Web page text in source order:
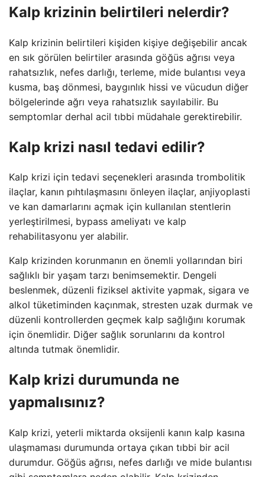
Kalp krizinin belirtileri nelerdir?
Kalp krizinin belirtileri kişiden kişiye değişebilir ancak
en sık görülen belirtiler arasında göğüs ağrısı veya
rahatsızlık, nefes darlığı, terleme, mide bulantısı veya
kusma, baş dönmesi, baygınlık hissi ve vücudun diğer
bölgelerinde ağrı veya rahatsızlık sayılabilir. Bu
semptomlar derhal acil tıbbi müdahale gerektirebilir.
Kalp krizi nasıl tedavi edilir?
Kalp krizi için tedavi seçenekleri arasında trombolitik
ilaçlar, kanın pıhtılaşmasını önleyen ilaçlar, anjiyoplasti
ve kan damarlarını açmak için kullanılan stentlerin
yerleştirilmesi, bypass ameliyatı ve kalp
rehabilitasyonu yer alabilir.
Kalp krizinden korunmanın en önemli yollarından biri
sağlıklı bir yaşam tarzı benimsemektir. Dengeli
beslenmek, düzenli fiziksel aktivite yapmak, sigara ve
alkol tüketiminden kaçınmak, stresten uzak durmak ve
düzenli kontrollerden geçmek kalp sağlığını korumak
için önemlidir. Diğer sağlık sorunlarını da kontrol
altında tutmak önemlidir.
Kalp krizi durumunda ne
yapmalısınız?
Kalp krizi, yeterli miktarda oksijenli kanın kalp kasına
ulaşmaması durumunda ortaya çıkan tıbbi bir acil
durumdur. Göğüs ağrısı, nefes darlığı ve mide bulantısı